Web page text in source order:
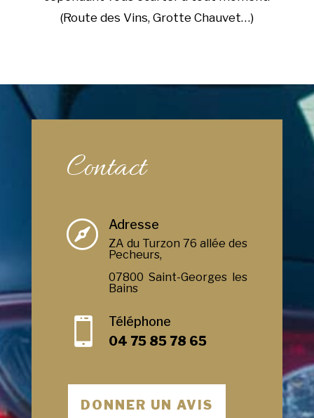
(Route des Vins, Grotte Chauvet…)
Contact
 Adresse
ZA du Turzon 76 allée des
Pecheurs,
07800 Saint-Georges les
Bains

Téléphone
04 75 85 78 65
DONNER UN AVIS